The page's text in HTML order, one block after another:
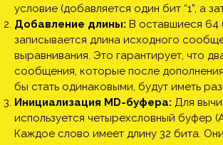
условие (добавляется один бит “1”, а
Добавление длины: В оставшиеся 64
записывается длина исходного
выравнивания. Это гарантирует, что
сообщения, которые после
бы стать одинаковыми, будут иметь
Инициализация MD-буфера: Для
используется четырехсловный буфер
Каждое слово имеет длину 32 бита. Они